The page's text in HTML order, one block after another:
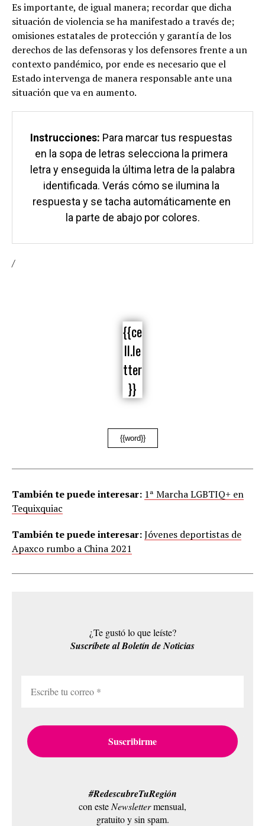
Es importante, de igual manera; recordar que dicha
situación de violencia se ha manifestado a través de;
omisiones estatales de protección y garantía de los
derechos de las defensoras y los defensores frente a un
contexto pandémico, por ende es necesario que el
Estado intervenga de manera responsable ante una
situación que va en aumento.
Instrucciones: Para marcar tus respuestas
en la sopa de letras selecciona la primera
letra y enseguida la última letra de la palabra
identificada. Verás cómo se ilumina la
respuesta y se tacha automáticamente en
la parte de abajo por colores.
/
{{ce
ll.le
tter
}}
{{word}}
También te puede interesar: 1ª Marcha LGBTIQ+ en
Tequixquiac
También te puede interesar:Jóvenes deportistas de
Apaxco rumbo a China 2021
¿Te gustó lo que leíste?
Suscríbete al Boletín de Noticias
#RedescubreTuRegión
con este Newslettermensual,
gratuito y sin spam.